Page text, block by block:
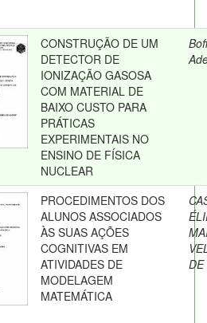
CONSTRUÇÃO DE UM
DETECTOR DE
IONIZAÇÃO GASOSA
COM MATERIAL DE
BAIXO CUSTO PARA
PRÁTICAS
EXPERIMENTAIS NO
ENSINO DE FÍSICA
NUCLEAR
PROCEDIMENTOS DOS
ALUNOS ASSOCIADOS
ÀS SUAS AÇÕES
COGNITIVAS EM
ATIVIDADES DE
MODELAGEM
MATEMÁTICA
DE